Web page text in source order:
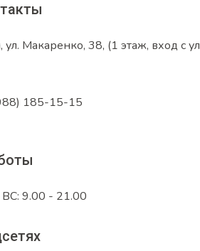
ул. Макаренко, 38, (1 этаж, вход с
185-15-15
9.00 - 21.00